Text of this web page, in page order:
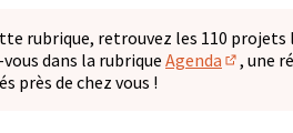
rubrique, retrouvez les 110
dans la rubriqueAgenda
, une
près de chez vous !